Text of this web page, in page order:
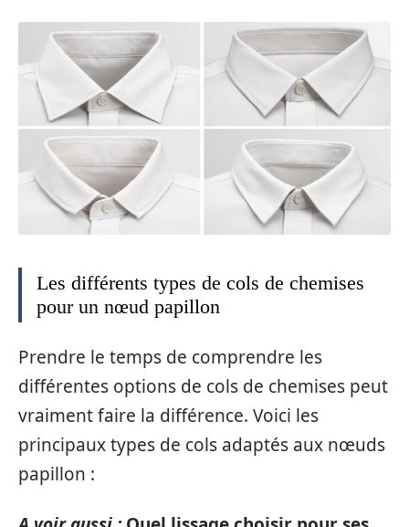
Les différents types de cols de chemises
pour un nœud papillon
Prendre le temps de comprendre les
différentes options de cols de chemises peut
vraiment faire la différence. Voici les
principaux types de cols adaptés aux nœuds
papillon :